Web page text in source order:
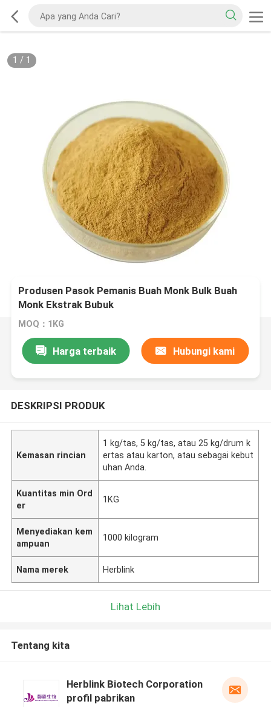
1 / 1
Produsen Pasok Pemanis Buah Monk Bulk Buah
Monk Ekstrak Bubuk
MOQ：1KG
Harga terbaik Hubungi kami
DESKRIPSI PRODUK
Kemasan rincian
1 kg/tas, 5 kg/tas, atau 25 kg/drum k
ertas atau karton, atau sebagai kebut
uhan Anda.
Kuantitas min Ord
er
1KG
Menyediakan kem
ampuan
1000 kilogram
Nama merek Herblink
Lihat Lebih
Tentang kita
Herblink Biotech Corporation
profil pabrikan